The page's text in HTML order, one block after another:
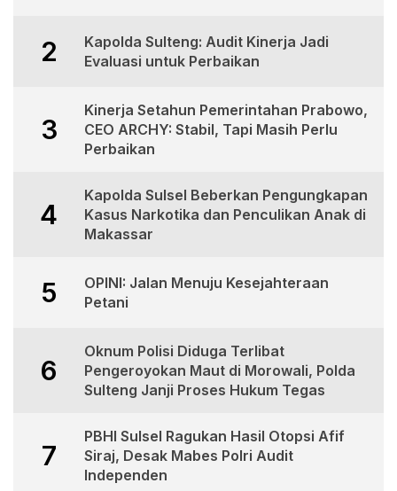
2
Kapolda Sulteng: Audit Kinerja Jadi
Evaluasi untuk Perbaikan
3
Kinerja Setahun Pemerintahan Prabowo,
CEO ARCHY: Stabil, Tapi Masih Perlu
Perbaikan
4
Kapolda Sulsel Beberkan Pengungkapan
Kasus Narkotika dan Penculikan Anak di
Makassar
5
OPINI: Jalan Menuju Kesejahteraan
Petani
6
Oknum Polisi Diduga Terlibat
Pengeroyokan Maut di Morowali, Polda
Sulteng Janji Proses Hukum Tegas
7
PBHI Sulsel Ragukan Hasil Otopsi Afif
Siraj, Desak Mabes Polri Audit
Independen